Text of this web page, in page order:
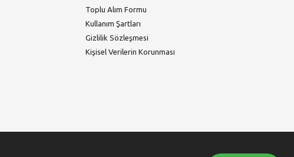
Toplu Alım Formu
Kullanım Şartları
Gizlilik Sözleşmesi
Kişisel Verilerin Korunması